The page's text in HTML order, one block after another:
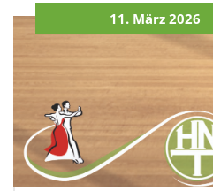
11. März 2026